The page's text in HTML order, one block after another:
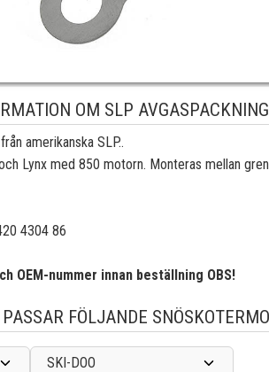
OM SLP
amerikanska SLP..
Lynx med 850 motorn. Monteras mellan
4304 86
OEM-nummer innan beställning OBS!
PASSAR FÖLJANDE
SKI-DOO